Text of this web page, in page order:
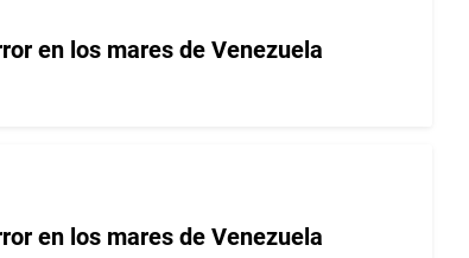
en los mares de Venezuela
en los mares de Venezuela